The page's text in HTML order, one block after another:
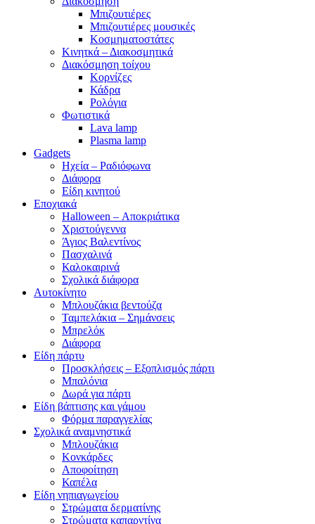
Μπιζουτιέρες
Μπιζουτιέρες μουσικές
Κοσμηματοστάτες
Κινητκά – Διακοσμητικά
Διακόσμηση τοίχου
Κορνίζες
Κάδρα
Ρολόγια
Φωτιστικά
Lava lamp
Plasma lamp
Gadgets
Ηχεία – Ραδιόφωνα
Διάφορα
Είδη κινητού
Εποχιακά
Halloween – Αποκριάτικα
Χριστούγεννα
Άγιος Βαλεντίνος
Πασχαλινά
Καλοκαιρινά
Σχολικά διάφορα
Αυτοκίνητο
Μπλουζάκια βεντούζα
Ταμπελάκια – Σημάνσεις
Μπρελόκ
Διάφορα
Είδη πάρτυ
Προσκλήσεις – Εξοπλισμός πάρτι
Μπαλόνια
Δωρά για πάρτι
Είδη βάπτισης και γάμου
Φόρμα παραγγελίας
Σχολικά αναμνηστικά
Μπλουζάκια
Κονκάρδες
Αποφοίτηση
Καπέλα
Είδη νηπιαγωγείου
Στρώματα δερματίνης
Στρώματα καπαρντίνα